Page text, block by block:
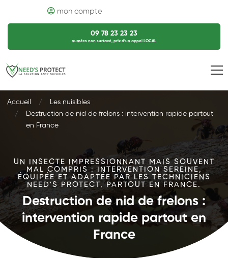
mon compte
09 78 23 23 23
numéro non surtaxé, prix d’un appel LOCAL
Accueil
Les nuisibles
Destruction de nid de frelons : intervention rapide partout
en France
UN INSECTE IMPRESSIONNANT MAIS SOUVENT
MAL COMPRIS : INTERVENTION SEREINE,
ÉQUIPÉE ET ADAPTÉE PAR LES TECHNICIENS
NEED'S PROTECT, PARTOUT EN FRANCE.
Destruction de nid de frelons :
intervention rapide partout en
France